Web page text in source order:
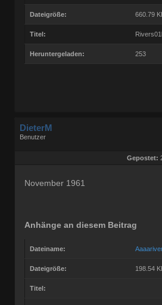
Dateigröße: 660.79
Titel:
Heruntergeladen: 253
DieterM
Benutzer
Gepostet:
November 1961
Anhänge an diesem Beitrag
Dateiname:
Dateigröße: 198.54
Titel: